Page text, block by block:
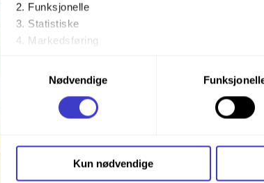
Funksjonelle
Statistiske
Markedsføring
Ved å trykke «Godta alle» gir du din tillatelse til
trykke på avmerkingsboksen under formålet, og
Du kan lese mer om hvordan vi bruker
personopplysninger på vår side
Nødvendige
Kun nødvendige